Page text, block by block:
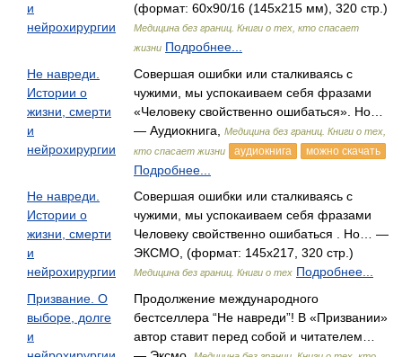
и
нейрохирургии
(формат: 60x90/16 (145х215 мм), 320 стр.)
Медицина без границ. Книги о тех, кто спасает
жизни Подробнее...
Не навреди.
Истории о
жизни, смерти
и
нейрохирургии
Совершая ошибки или сталкиваясь с
чужими, мы успокаиваем себя фразами
«Человеку свойственно ошибаться». Но…
— Аудиокнига,
Медицина без границ. Книги о тех,
кто спасает жизни
аудиокнига можно скачать
Подробнее...
Не навреди.
Истории о
жизни, смерти
и
нейрохирургии
Совершая ошибки или сталкиваясь с
чужими, мы успокаиваем себя фразами
Человеку свойственно ошибаться . Но… —
ЭКСМО, (формат: 145x217, 320 стр.)
Медицина без границ. Книги о тех Подробнее...
Призвание. О
выборе, долге
и
Продолжение международного
бестселлера “Не навреди”! В «Призвании»
автор ставит перед собой и читателем…